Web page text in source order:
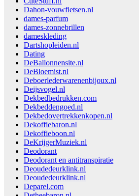
Dahon-vouwfietsen.nl
dames-parfum
dames-zonnebrillen
dameskleding
Dartshopleiden.nl
Dating
DeBallonnensite.nl
DeBloemist.nl
Deboerlederwarenenbijoux.nl
Deijsvogel.nl
Dekbedbedrukken.com
Dekbeddengoed.nl
Dekbedovertrekkenkopen.nl
Dekoffiebaron.nl
Dekoffieboon.nl
DeKrijgerMuziek.nl
Deodorant
Deodorant en antitranspiratie
Deoudedeurklink.nl
Deoudedeurklink.nl
Deparel.com